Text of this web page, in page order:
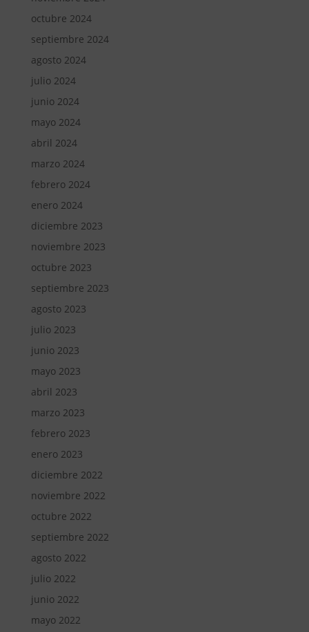
octubre 2024
septiembre 2024
agosto 2024
julio 2024
junio 2024
mayo 2024
abril 2024
marzo 2024
febrero 2024
enero 2024
diciembre 2023
noviembre 2023
octubre 2023
septiembre 2023
agosto 2023
julio 2023
junio 2023
mayo 2023
abril 2023
marzo 2023
febrero 2023
enero 2023
diciembre 2022
noviembre 2022
octubre 2022
septiembre 2022
agosto 2022
julio 2022
junio 2022
mayo 2022